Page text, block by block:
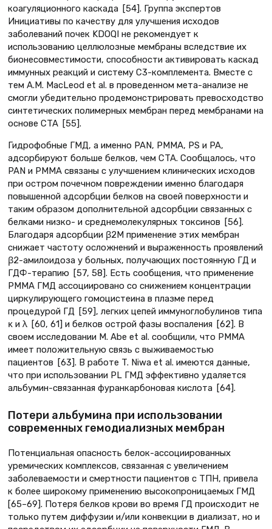
коагуляционного каскада [54]. Группа экспертов
Инициативы по качеству для улучшения исходов
заболеваний почек KDOQI не рекомендует к
использованию целлюлозные мембраны вследствие их
бионесовместимости, способности активировать каскад
иммунных реакций и систему С3-комплемента. Вместе с
тем A.M. MacLeod et al. в проведенном мета-анализе не
смогли убедительно продемонстрировать превосходство
синтетических полимерных мембран перед мембранами на
основе CTA [55].
Гидрофобные ГМД, а именно PAN, PMMA, PS и PA,
адсорбируют больше белков, чем CTA. Сообщалось, что
PAN и PMMA связаны с улучшением клинических исходов
при остром почечном повреждении именно благодаря
повышенной адсорбции белков на своей поверхности и
таким образом дополнительной адсорбции связанных с
белками низко- и среднемолекулярных токсинов [56].
Благодаря адсорбции β2M применение этих мембран
снижает частоту осложнений и выраженность проявлений
β2-амилоидоза у больных, получающих постоянную ГД и
ГДФ-терапию [57, 58]. Есть сообщения, что применение
PMMA ГМД ассоциировано со снижением концентрации
циркулирующего гомоцистеина в плазме перед
процедурой ГД [59], легких цепей иммуноглобулинов типа
κ и λ [60, 61] и белков острой фазы воспаления [62]. В
своем исследовании M. Abe et al. сообщили, что PMMA
имеет положительную связь с выживаемостью
пациентов [63]. В работе T. Niwa et al. имеются данные,
что при использовании PL ГМД эффективно удаляется
альбумин-связанная фуранкарбоновая кислота [64].
Потери альбумина при использовании
современных гемодиализных мембран
Потенциальная опасность белок-ассоциированных
уремических комплексов, связанная с увеличением
заболеваемости и смертности пациентов с ТПН, привела
к более широкому применению высокопроницаемых ГМД
[65–69]. Потеря белков крови во время ГД происходит не
только путем диффузии и/или конвекции в диализат, но и